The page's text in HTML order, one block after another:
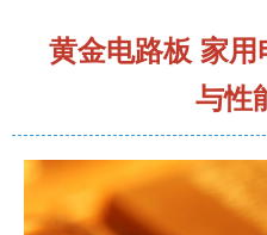
黄金电路板 家
与性